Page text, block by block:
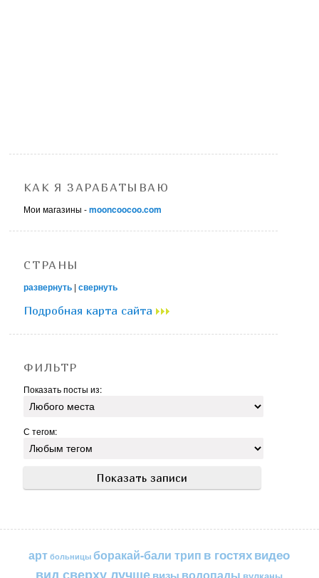
КАК Я ЗАРАБАТЫВАЮ
Мои магазины -mooncoocoo.com
СТРАНЫ
развернуть |свернуть
Подробная карта сайта
ФИЛЬТР
Показать посты из:
С тегом:
арт больницы боракай-бали трип в гостяхвидео
вид сверху лучше